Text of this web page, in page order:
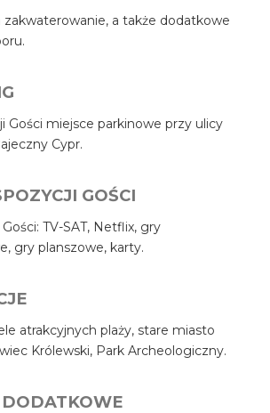
zakwaterowanie, a także dodatkowe
Gości miejsce parkinowe przy ulicy
Cypr.
GOŚCI
TV-SAT, Netflix, gry
gry planszowe, karty.
atrakcyjnych plaży, stare miasto
Królewski, Park Archeologiczny.
DODATKOWE